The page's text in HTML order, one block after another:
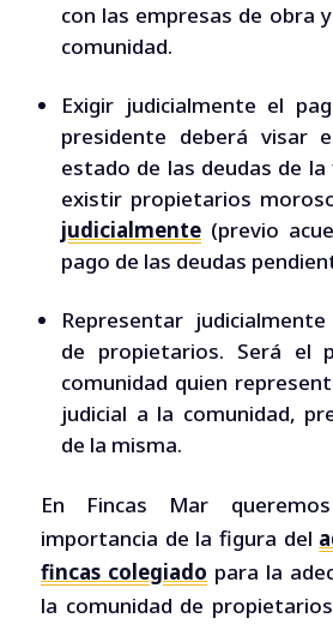
con las empresas de obra
comunidad.
Exigir judicialmente el
presidente deberá visar
estado de las deudas de la
existir propietarios
judicialmente (previo
pago de las deudas
Representar
de propietarios. Será el
comunidad quien
judicial a la comunidad,
de la misma.
En Fincas Mar
importancia de la figura del
fincas colegiado para la
la comunidad de